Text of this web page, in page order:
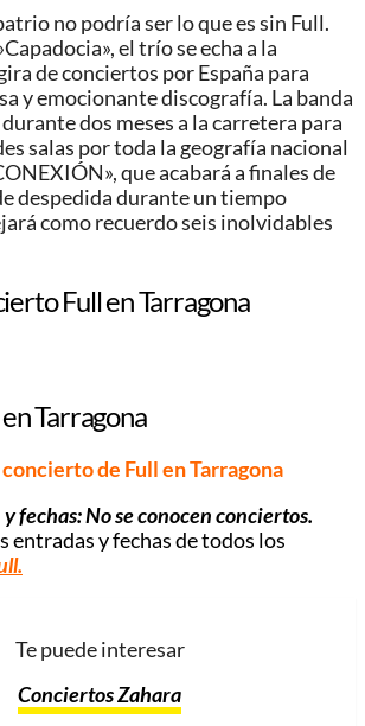
no podría ser lo que es sin Full.
el trío se echa a la
de conciertos por España para
y emocionante discografía. La banda
dos meses a la carretera para
salas por toda la geografía nacional
que acabará a finales de
despedida durante un tiempo
como recuerdo seis inolvidables
Full en Tarragona
Tarragona
de Full en Tarragona
fechas:No se conocen conciertos.
entradas y fechas de todos los
.
Te puede interesar
Conciertos Zahara